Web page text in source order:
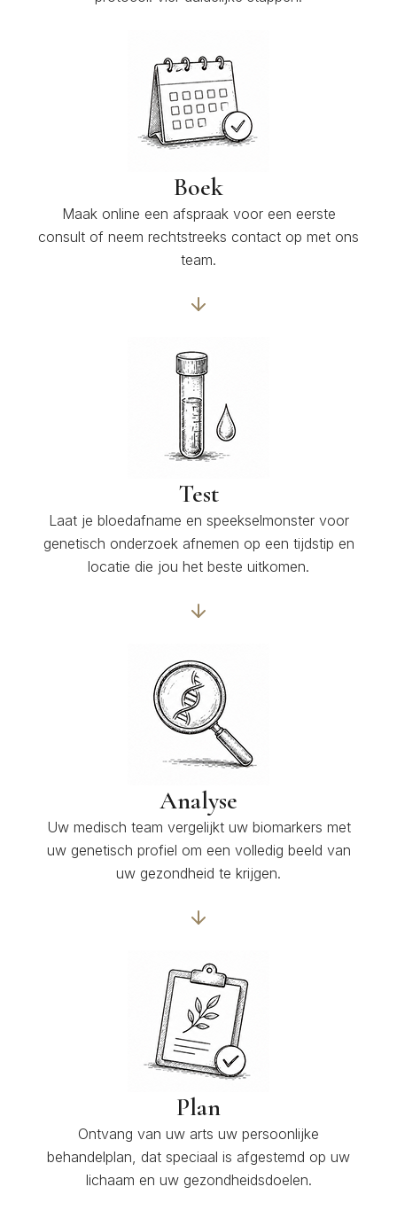
Boek
Maak online een afspraak voor een eerste
consult of neem rechtstreeks contact op met ons
team.
Test
Laat je bloedafname en speekselmonster voor
genetisch onderzoek afnemen op een tijdstip en
locatie die jou het beste uitkomen.
Analyse
Uw medisch team vergelijkt uw biomarkers met
uw genetisch profiel om een volledig beeld van
uw gezondheid te krijgen.
Plan
Ontvang van uw arts uw persoonlijke
behandelplan, dat speciaal is afgestemd op uw
lichaam en uw gezondheidsdoelen.